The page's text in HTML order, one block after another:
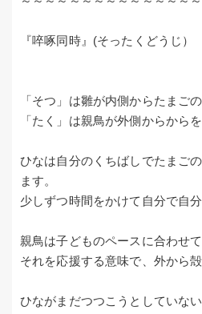
『啐啄同時』(そったくどうじ）
「そつ」は雛が内側からたまご
「たく」は親鳥が外側からから
ひなは自分のくちばしでたまご
ます。
少しずつ時間をかけて自分で自
親鳥は子どものペースに合わせて
それを応援する意味で、外から
ひながまだつつこうとしていない